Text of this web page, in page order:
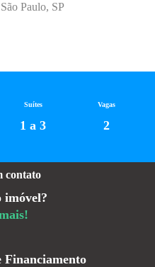
contato
imóvel?
Financiamento
Suítes
1 a 3
Vagas
2
Paulo, SP